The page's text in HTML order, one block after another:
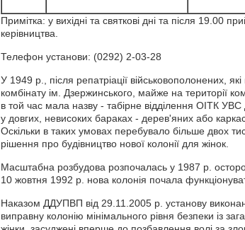
Примітка: у вихідні та святкові дні та після 19.00
керівництва.
Телефон установи: (0292) 2-03-28
У 1949 р., після репатріації військовополонених,
комбінату ім. Дзержинського, майже на території
в той час мала назву - табірне відділення ОІТК
у довгих, невисоких бараках - дерев'яних або
Оскільки в таких умовах перебувало більше двох
рішення про будівництво нової колонії для жінок.
Масштабна розбудова розпочалась у 1987 р.
10 жовтня 1992 р. нова колонія почала
Наказом ДДУПВП від 29.11.2005 р. установу
виправну колонію мінімального рівня безпеки із